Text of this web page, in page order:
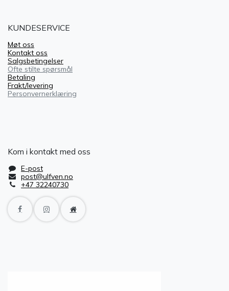
KUNDESERVICE
Møt oss
Kontakt oss
Salgsbetingelser
Ofte stilte spørsmål
Betaling
Frakt/levering
Personvernerklæring
Kom i kontakt med oss
E-post
post@ulfven.no
+47 32240730